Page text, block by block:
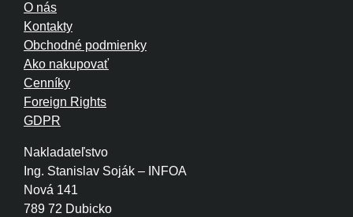
Nakladateľstvo
Ing. Stanislav Soják – INFOA
Nová 141
789 72 Dubicko
O nás
Kontakty
Obchodné podmienky
Ako nakupovať
Cenníky
Foreign Rights
GDPR